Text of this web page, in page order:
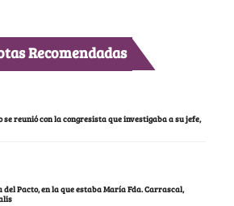
Recomendadas
se reunió con la congresista que investigaba a su jefe,
Pacto, en la que estaba María Fda. Carrascal,